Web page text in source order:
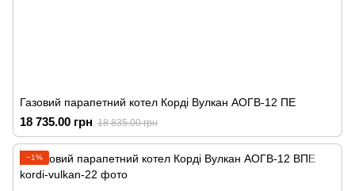
Газовий парапетний котел Корді Вулкан АОГВ-12 ПЕ
18 735.00 грн 18 835.00 грн
−1%